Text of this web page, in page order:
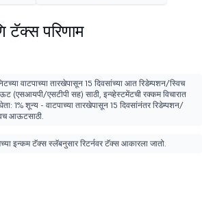
टॅक्स परिणाम
वाटपाच्या तारखेपासून 15 दिवसांच्या आत रिडेम्पशन/स्विच
(एसआयपी/एसटीपी सह) साठी, इन्व्हेस्टमेंटची रक्कम विचारात
1% शून्य - वाटपाच्या तारखेपासून 15 दिवसांनंतर रिडेम्पशन/
आऊटसाठी.
इन्कम टॅक्स स्लॅबनुसार रिटर्नवर टॅक्स आकारला जातो.